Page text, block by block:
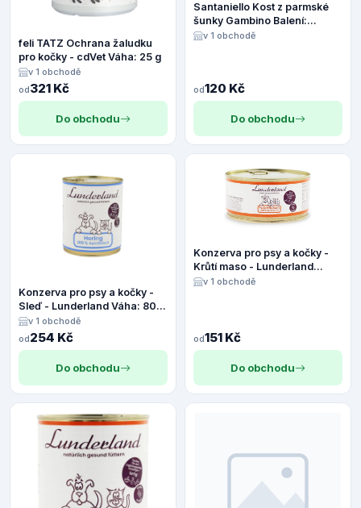
feli TATZ Ochrana žaludku
pro kočky - cdVet Váha: 25 g
v 1 obchodě
od321 Kč
Do obchodu
Santaniello Kost z parmské
šunky Gambino Balení:
Gambino
v 1 obchodě
od120 Kč
Do obchodu
Konzerva pro psy a kočky -
Sleď - Lunderland Váha: 800
g v 1 obchodě
od254 Kč
Do obchodu
Konzerva pro psy a kočky -
Krůtí maso - Lunderland
Váha: 300 g
v 1 obchodě
od151 Kč
Do obchodu